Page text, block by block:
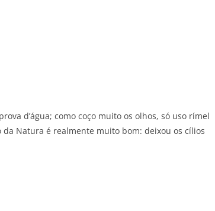
d’água; como coço muito os olhos, só uso rímel
da Natura é realmente muito bom: deixou os cílios